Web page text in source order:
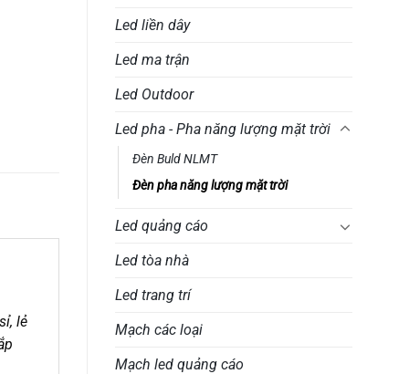
Led liền dây
Led ma trận
Led Outdoor
Led pha - Pha năng lượng mặt trời
Đèn Buld NLMT
Đèn pha năng lượng mặt trời
Led quảng cáo
Led tòa nhà
Led trang trí
Mạch các loại
Mạch led quảng cáo
lẻ